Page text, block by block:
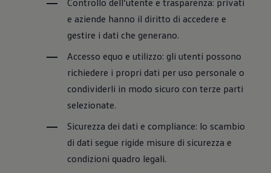
VW Connect per Amarok
VW Connect per Transporter e Caravelle
Sistemi di assistenza alla guida
Aggiornamenti software
Aggiornamenti software per ID. Buzz
Car-Net e App-connect
California App
Manutenzione e Servizi
Ricambi, Oli Motore e Fluidi
Ruote e Pneumatici
Servizio Officina Mobile
Finanziamento Save&Care
Controllo dell’utente e trasparenza: privati
e aziende hanno il diritto di accedere e
gestire i dati che generano.
Accesso equo e utilizzo: gli utenti possono
richiedere i propri dati per uso personale o
condividerli in modo sicuro con terze parti
selezionate.
Sicurezza dei dati e compliance: lo scambio
di dati segue rigide misure di sicurezza e
condizioni quadro legali.